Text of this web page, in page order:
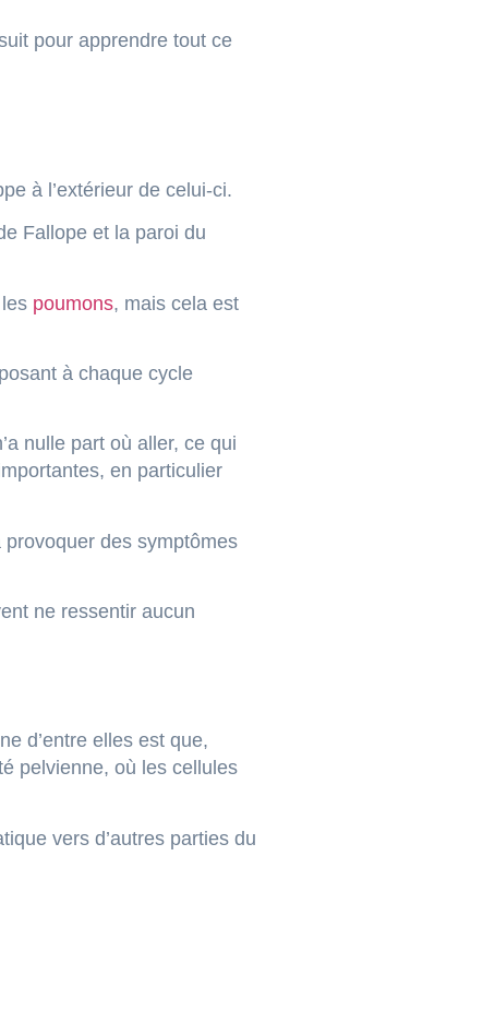
pour apprendre tout ce
à l’extérieur de celui-ci.
Fallope et la paroi du
poumons, mais cela est
à chaque cycle
nulle part où aller, ce qui
en particulier
des symptômes
ne ressentir aucun
d’entre elles est que,
pelvienne, où les cellules
vers d’autres parties du